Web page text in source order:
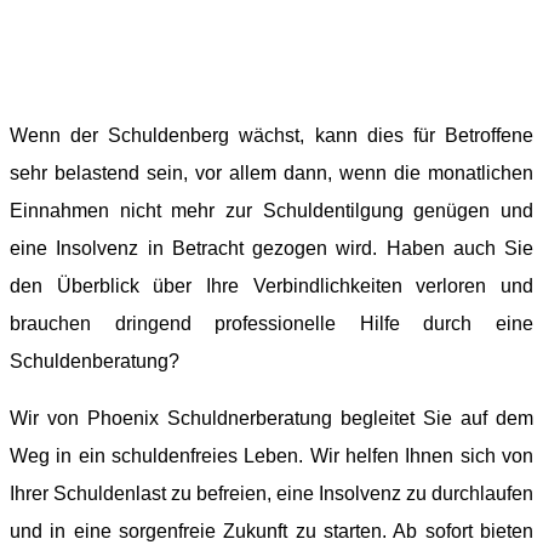
Wenn der Schuldenberg wächst, kann dies für Betroffene
sehr belastend sein, vor allem dann, wenn die monatlichen
Einnahmen nicht mehr zur Schuldentilgung genügen und
eine Insolvenz in Betracht gezogen wird. Haben auch Sie
den Überblick über Ihre Verbindlichkeiten verloren und
brauchen dringend professionelle Hilfe durch eine
Schuldenberatung?
Wir von Phoenix Schuldnerberatung begleitet Sie auf dem
Weg in ein schuldenfreies Leben. Wir helfen Ihnen sich von
Ihrer Schuldenlast zu befreien, eine Insolvenz zu durchlaufen
und in eine sorgenfreie Zukunft zu starten. Ab sofort bieten